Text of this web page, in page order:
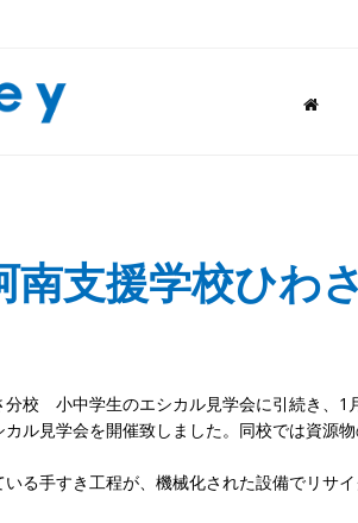
南支援学校ひ
分校 小中学生のエシカル見学会に引続き、
ル見学会を開催致しました。同校では資源
る手すき工程が、機械化された設備でリサ